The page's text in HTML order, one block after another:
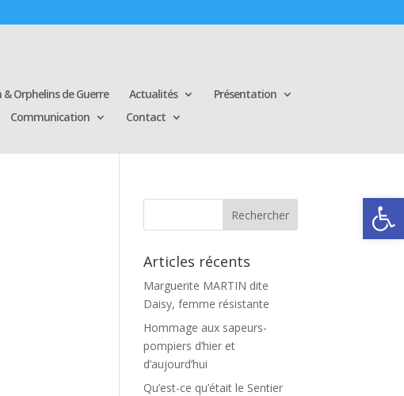
Ouvrir
& Orphelins de Guerre Actualités
Présentation
Communication Contact
Articles récents
Marguerite MARTIN dite
Daisy, femme résistante
Hommage aux sapeurs-
pompiers d’hier et
d’aujourd’hui
Qu’est-ce qu’était le Sentier